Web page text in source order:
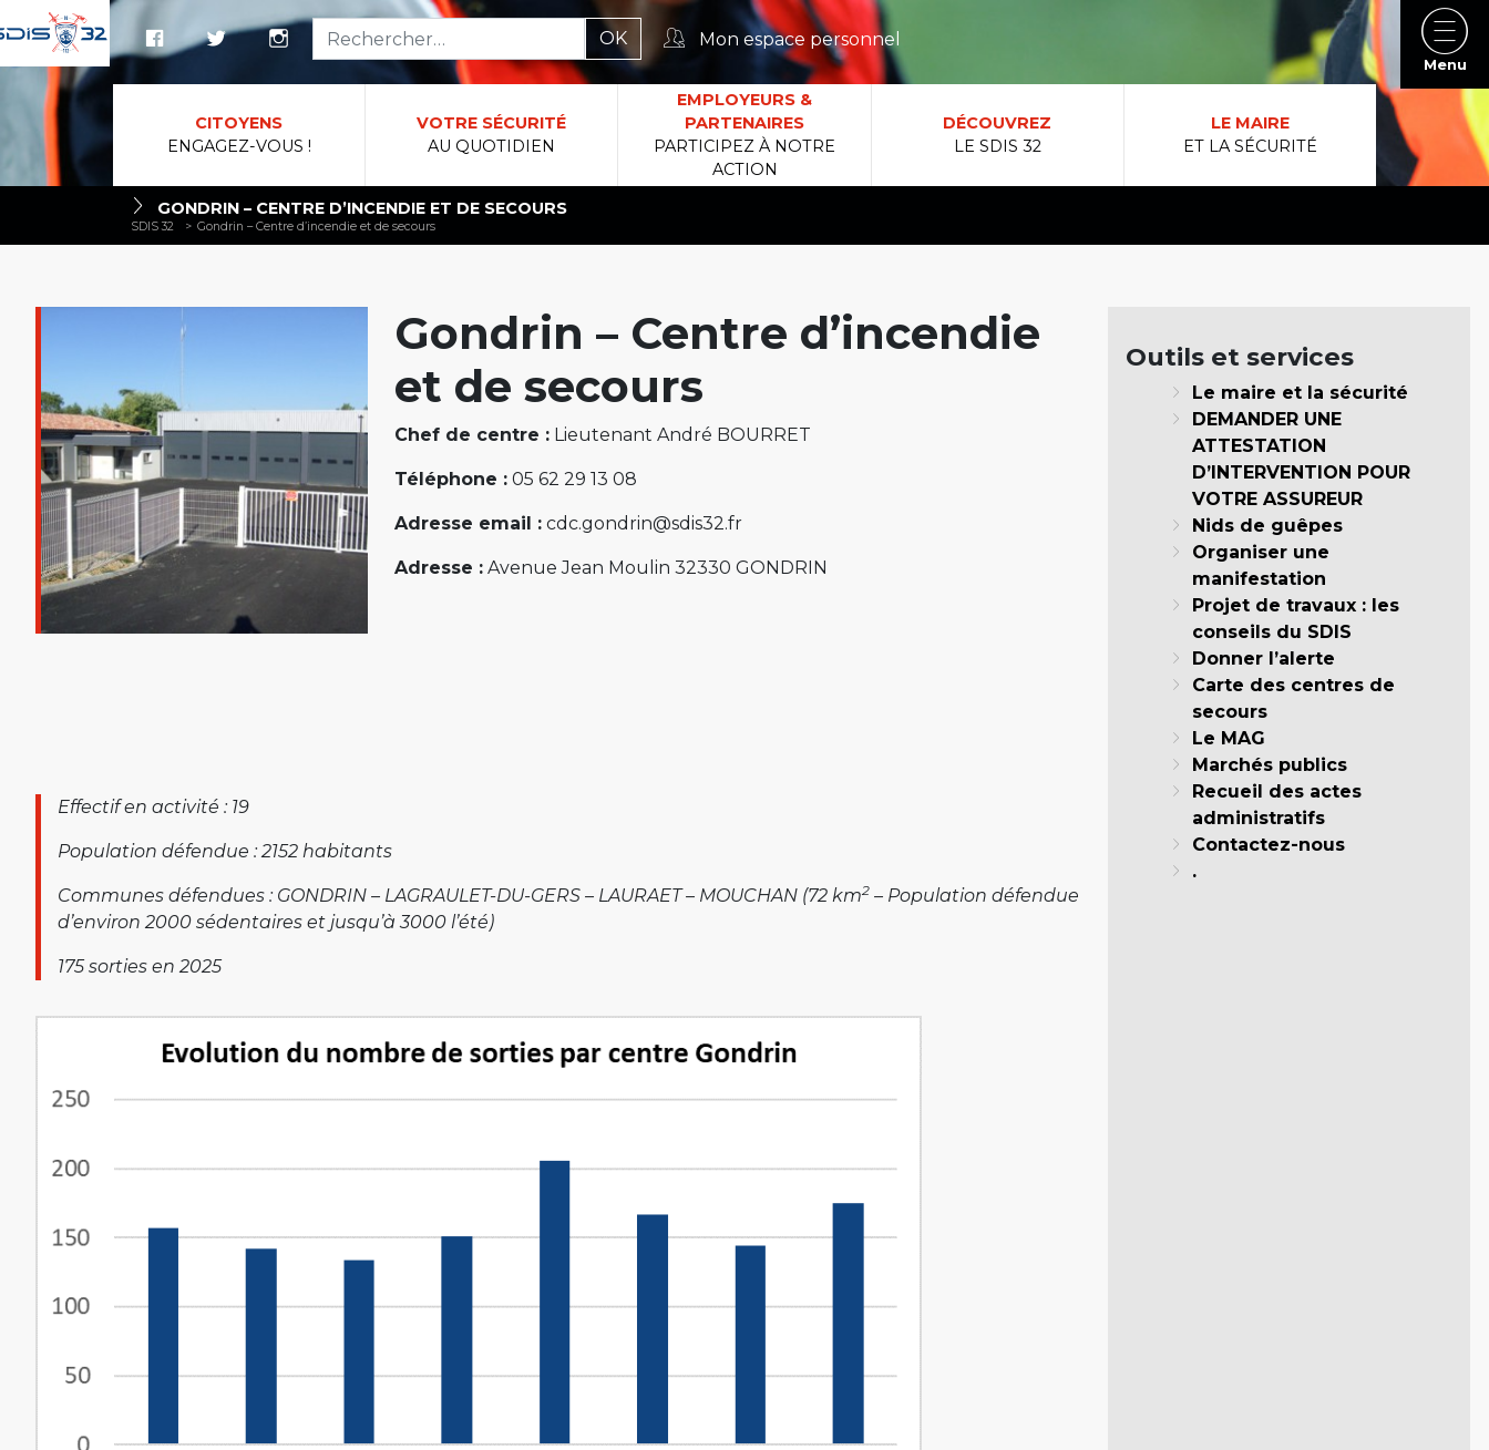
Mon espace personnel
CITOYENS
ENGAGEZ-VOUS !
VOTRE SÉCURITÉ
AU QUOTIDIEN
EMPLOYEURS &
PARTENAIRES
PARTICIPEZ À NOTRE
ACTION
DÉCOUVREZ
LE SDIS 32
LE MAIRE
ET LA SÉCURITÉ
GONDRIN – CENTRE D’INCENDIE ET DE SECOURS
SDIS 32 > Gondrin – Centre d’incendie et de secours
Gondrin – Centre d’incendie
et de secours
Chef de centre : Lieutenant André BOURRET
Téléphone : 05 62 29 13 08
Adresse email : cdc.gondrin@sdis32.fr
Adresse : Avenue Jean Moulin 32330 GONDRIN
Effectif en activité : 19
Population défendue : 2152 habitants
Communes défendues : GONDRIN – LAGRAULET-DU-GERS – LAURAET – MOUCHAN (72 km2 – Population défendue
d’environ 2000 sédentaires et jusqu’à 3000 l’été)
175 sorties en 2025
Outils et services
Le maire et la sécurité
DEMANDER UNE
ATTESTATION
D’INTERVENTION POUR
VOTRE ASSUREUR
Nids de guêpes
Organiser une
manifestation
Projet de travaux : les
conseils du SDIS
Donner l’alerte
Carte des centres de
secours
Le MAG
Marchés publics
Recueil des actes
administratifs
Contactez-nous
.
Menu